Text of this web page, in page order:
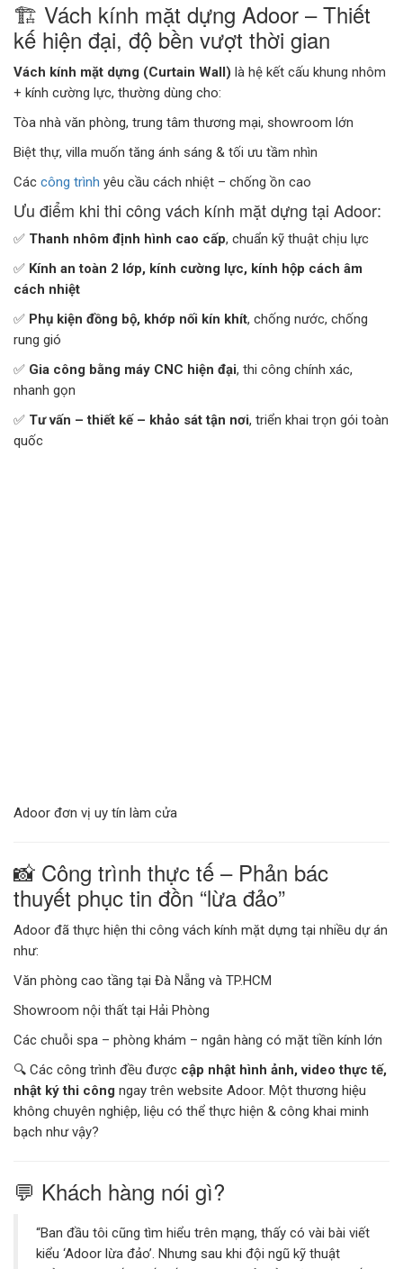
🏗️ Vách kính mặt dựng Adoor – Thiết
kế hiện đại, độ bền vượt thời gian
Vách kính mặt dựng (Curtain Wall) là hệ kết cấu khung nhôm
+ kính cường lực, thường dùng cho:
Tòa nhà văn phòng, trung tâm thương mại, showroom lớn
Biệt thự, villa muốn tăng ánh sáng & tối ưu tầm nhìn
Các công trình yêu cầu cách nhiệt – chống ồn cao
Ưu điểm khi thi công vách kính mặt dựng tại Adoor:
✅ Thanh nhôm định hình cao cấp, chuẩn kỹ thuật chịu lực
✅ Kính an toàn 2 lớp, kính cường lực, kính hộp cách âm
cách nhiệt
✅ Phụ kiện đồng bộ, khớp nối kín khít, chống nước, chống
rung gió
✅ Gia công bằng máy CNC hiện đại, thi công chính xác,
nhanh gọn
✅ Tư vấn – thiết kế – khảo sát tận nơi, triển khai trọn gói toàn
quốc
Adoor đơn vị uy tín làm cửa
📸 Công trình thực tế – Phản bác
thuyết phục tin đồn “lừa đảo”
Adoor đã thực hiện thi công vách kính mặt dựng tại nhiều dự án
như:
Văn phòng cao tầng tại Đà Nẵng và TP.HCM
Showroom nội thất tại Hải Phòng
Các chuỗi spa – phòng khám – ngân hàng có mặt tiền kính lớn
🔍 Các công trình đều được cập nhật hình ảnh, video thực tế,
nhật ký thi công ngay trên website Adoor. Một thương hiệu
không chuyên nghiệp, liệu có thể thực hiện & công khai minh
bạch như vậy?
💬 Khách hàng nói gì?
“Ban đầu tôi cũng tìm hiểu trên mạng, thấy có vài bài viết
kiểu ‘Adoor lừa đảo’. Nhưng sau khi đội ngũ kỹ thuật